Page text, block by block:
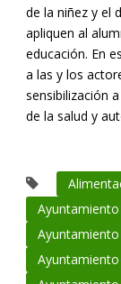
de la niñez y el
apliquen al
educación. En
a las y los
sensibilización
de la salud y